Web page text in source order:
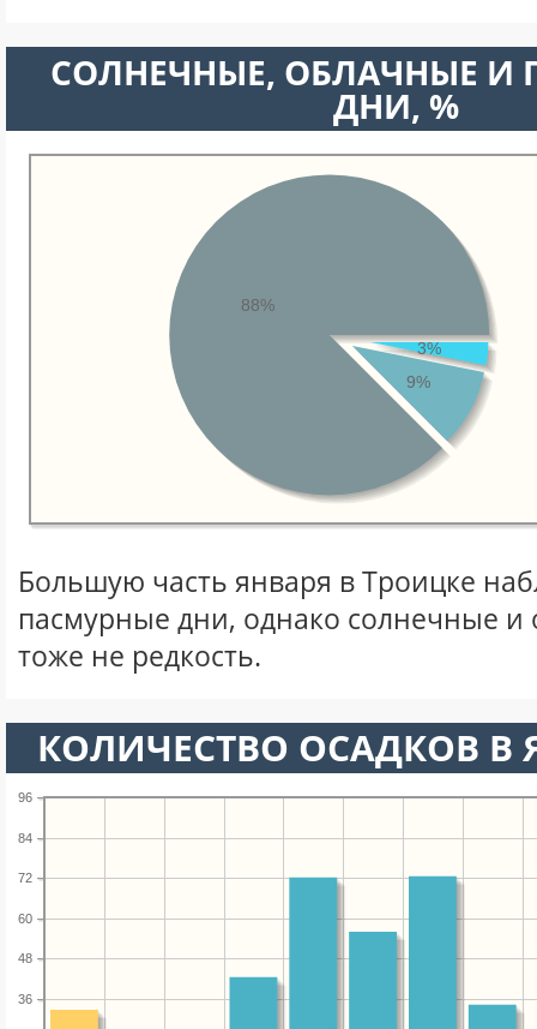
CОЛНЕЧНЫЕ, ОБЛАЧНЫЕ И
ДНИ, %
3%
9%
88%
Большую часть января в Троицке
пасмурные дни, однако солнечные
тоже не редкость.
КОЛИЧЕСТВО ОСАДКОВ В
36
48
60
72
84
96